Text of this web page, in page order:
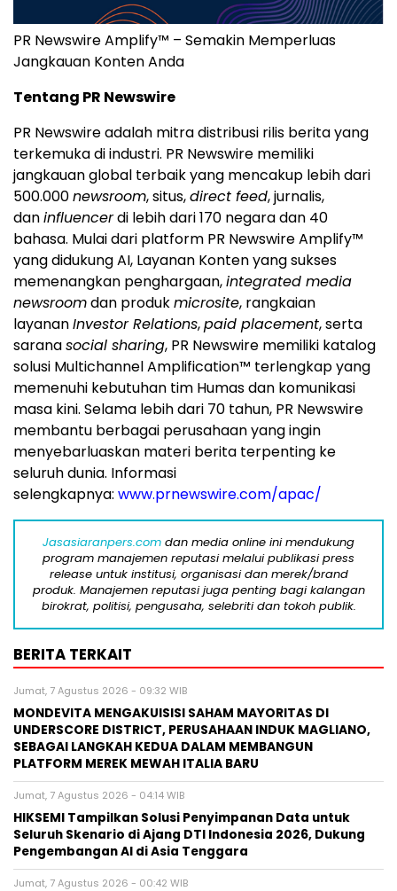
PR Newswire Amplify™ – Semakin Memperluas
Jangkauan Konten Anda
Tentang PR Newswire
PR Newswire adalah mitra distribusi rilis berita yang
terkemuka di industri. PR Newswire memiliki
jangkauan global terbaik yang mencakup lebih dari
500.000newsroom, situs,direct feed, jurnalis,
daninfluencerdi lebih dari 170 negara dan 40
bahasa. Mulai dari platform PR Newswire Amplify™
yang didukung AI, Layanan Konten yang sukses
memenangkan penghargaan,integrated media
newsroomdan produkmicrosite, rangkaian
layananInvestor Relations,paid placement, serta
saranasocial sharing, PR Newswire memiliki katalog
solusi Multichannel Amplification™ terlengkap yang
memenuhi kebutuhan tim Humas dan komunikasi
masa kini. Selama lebih dari 70 tahun, PR Newswire
membantu berbagai perusahaan yang ingin
menyebarluaskan materi berita terpenting ke
seluruh dunia. Informasi
selengkapnya: www.prnewswire.com/apac/
Jasasiaranpers.com dan media online ini mendukung
program manajemen reputasi melalui publikasi press
release untuk institusi, organisasi dan merek/brand
produk. Manajemen reputasi juga penting bagi kalangan
birokrat, politisi, pengusaha, selebriti dan tokoh publik.
BERITA TERKAIT
Jumat, 7 Agustus 2026 - 09:32 WIB
MONDEVITA MENGAKUISISI SAHAM MAYORITAS DI
UNDERSCORE DISTRICT, PERUSAHAAN INDUK MAGLIANO,
SEBAGAI LANGKAH KEDUA DALAM MEMBANGUN
PLATFORM MEREK MEWAH ITALIA BARU
Jumat, 7 Agustus 2026 - 04:14 WIB
HIKSEMI Tampilkan Solusi Penyimpanan Data untuk
Seluruh Skenario di Ajang DTI Indonesia 2026, Dukung
Pengembangan AI di Asia Tenggara
Jumat, 7 Agustus 2026 - 00:42 WIB